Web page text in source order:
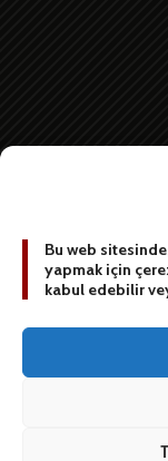
Bu web
yapmak için
kabul edebilir
[contact-form-7